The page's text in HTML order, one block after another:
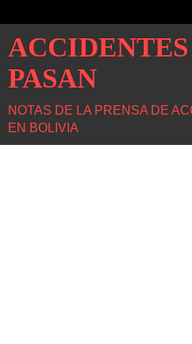
PASAN
NOTAS DE LA PRENSA DE
EN BOLIVIA